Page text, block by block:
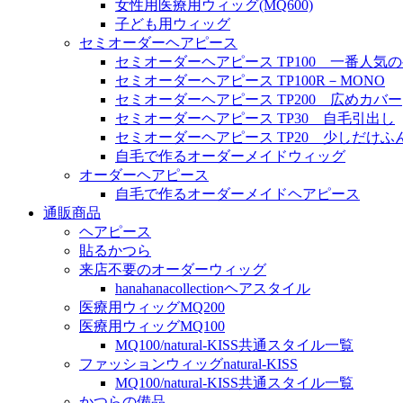
女性用医療用ウィッグ(MQ600)
子ども用ウィッグ
セミオーダーヘアピース
セミオーダーヘアピース TP100 一番人気
セミオーダーヘアピース TP100R－MONO
セミオーダーヘアピース TP200 広めカバー
セミオーダーヘアピース TP30 自毛引出し
セミオーダーヘアピース TP20 少しだけふ
自毛で作るオーダーメイドウィッグ
オーダーヘアピース
自毛で作るオーダーメイドヘアピース
通販商品
ヘアピース
貼るかつら
来店不要のオーダーウィッグ
hanahanacollectionヘアスタイル
医療用ウィッグMQ200
医療用ウィッグMQ100
MQ100/natural-KISS共通スタイル一覧
ファッションウィッグnatural-KISS
MQ100/natural-KISS共通スタイル一覧